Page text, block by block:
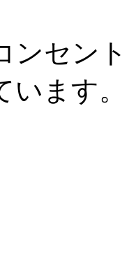
ンセン
います。